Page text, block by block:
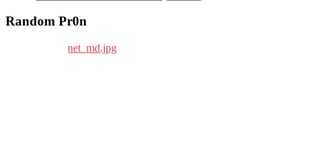
Random Pr0n